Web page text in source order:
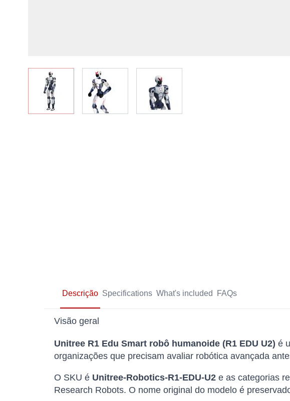
View larger image
Descrição Specifications What's included FAQs
Visão geral
Unitree R1 Edu Smart robô humanoide (R1 EDU U2) é
organizações que precisam avaliar robótica avançada
O SKU é Unitree-Robotics-R1-EDU-U2 e as categorias
Research Robots. O nome original do modelo é